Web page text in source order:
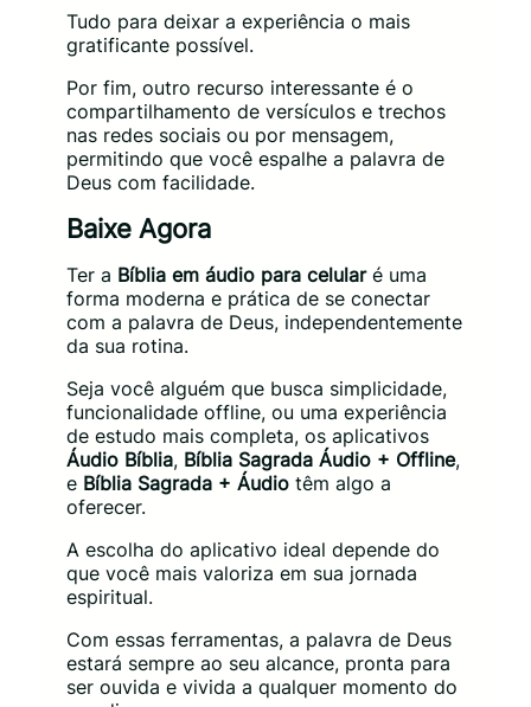
Tudo para deixar a experiência o mais
gratificante possível.
Por fim, outro recurso interessante é o
compartilhamento de versículos e trechos
nas redes sociais ou por mensagem,
permitindo que você espalhe a palavra de
Deus com facilidade.
Baixe Agora
Ter a Bíblia em áudio para celularé uma
forma moderna e prática de se conectar
com a palavra de Deus, independentemente
da sua rotina.
Seja você alguém que busca simplicidade,
funcionalidade offline, ou uma experiência
de estudo mais completa, os aplicativos
Áudio Bíblia, Bíblia Sagrada Áudio + Offline,
e Bíblia Sagrada + Áudio têm algo a
oferecer.
A escolha do aplicativo ideal depende do
que você mais valoriza em sua jornada
espiritual.
Com essas ferramentas, a palavra de Deus
estará sempre ao seu alcance, pronta para
ser ouvida e vivida a qualquer momento do